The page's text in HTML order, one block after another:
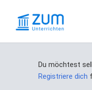
Du möchtest
Registriere dich